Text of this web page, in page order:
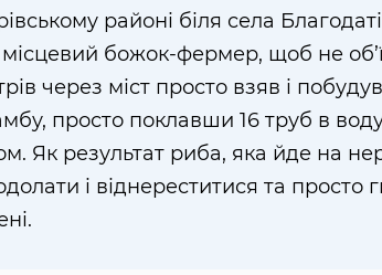
районі біля села
місцевий божок-фермер, щоб не
через міст просто взяв і
просто поклавши 16 труб в воду
Як результат риба, яка йде на
і віднереститися та просто